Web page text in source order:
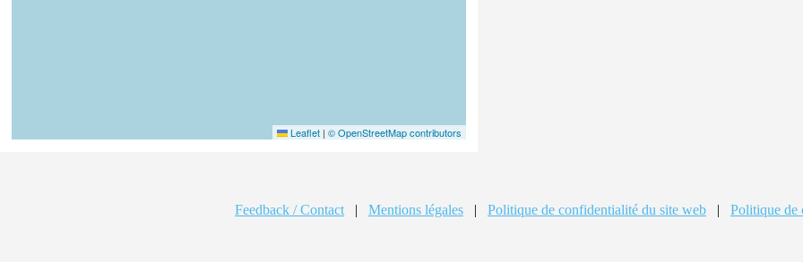
Leaflet | © OpenStreetMap contributors
Feedback / Contact | Mentions légales | Politique de confidentialité du site web | Politique de